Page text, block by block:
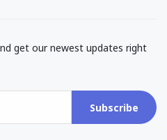
get our newest updates right
Subscribe